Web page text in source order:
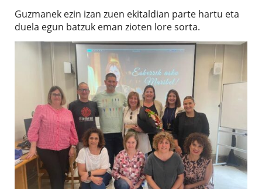
Guzmanek ezin izan zuen ekitaldian parte hartu eta
duela egun batzuk eman zioten lore sorta.